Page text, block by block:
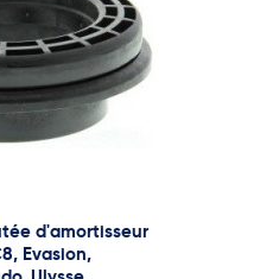
d'amortisseur
Evasion,